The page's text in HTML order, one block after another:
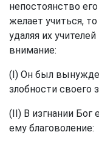
непостоянство
желает учиться,
удаляя их
внимание:
(I) Он был
злобности своего
(II) В изгнании Бог
ему благоволение: